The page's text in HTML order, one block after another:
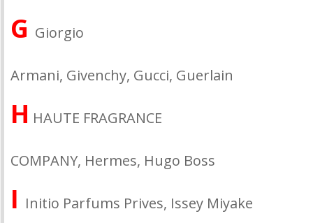
G Giorgio
Armani, Givenchy, Gucci, Guerlain
H HAUTE FRAGRANCE
COMPANY, Hermes, Hugo Boss
I Initio Parfums Prives, Issey Miyake